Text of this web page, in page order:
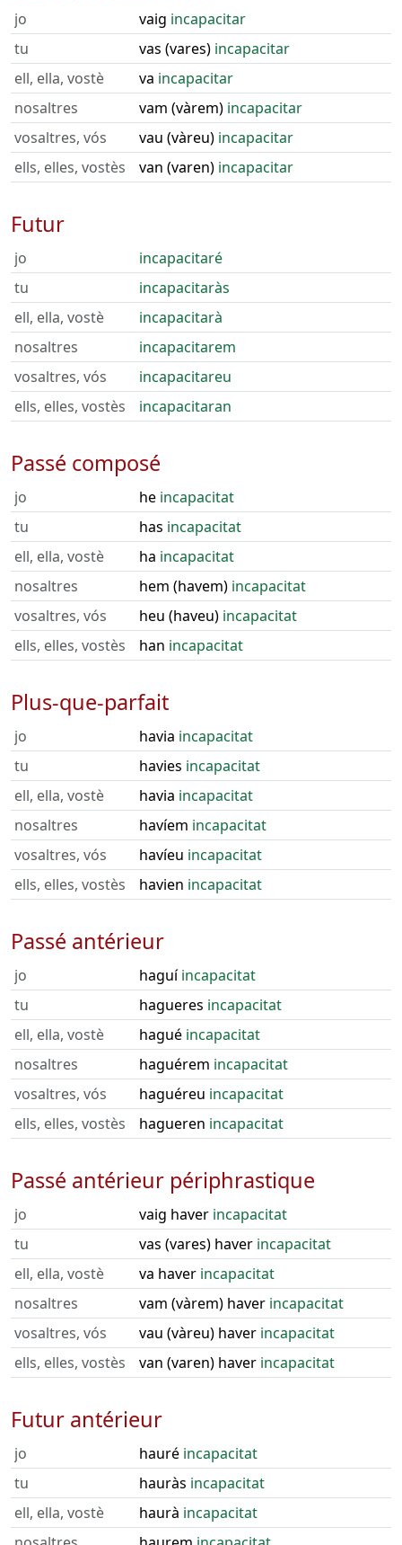
jo vaig incapacitar
tu
vas (vares) incapacitar
ell, ella, vostè
va incapacitar
nosaltres
vam (vàrem) incapacitar
vosaltres, vós
vau (vàreu) incapacitar
ells, elles, vostès
van (varen) incapacitar
Futur
jo
incapacitaré
tu
incapacitaràs
ell, ella, vostè
incapacitarà
nosaltres
incapacitarem
vosaltres, vós
incapacitareu
ells, elles, vostès
incapacitaran
Passé composé
jo he incapacitat
tu
has incapacitat
ell, ella, vostè
ha incapacitat
nosaltres
hem (havem) incapacitat
vosaltres, vós
heu (haveu) incapacitat
ells, elles, vostès
han incapacitat
Plus-que-parfait
jo havia incapacitat
tu
havies incapacitat
ell, ella, vostè
havia incapacitat
nosaltres
havíem incapacitat
vosaltres, vós
havíeu incapacitat
ells, elles, vostès
havien incapacitat
Passé antérieur
jo haguíincapacitat
tu
hagueres incapacitat
ell, ella, vostè
hagué incapacitat
nosaltres
haguérem incapacitat
vosaltres, vós
haguéreu incapacitat
ells, elles, vostès
hagueren incapacitat
Passé antérieur périphrastique
jo vaig haver incapacitat
tu
vas (vares) haver incapacitat
ell, ella, vostè
va haver incapacitat
nosaltres
vam (vàrem) haver incapacitat
vosaltres, vós
vau (vàreu) haver incapacitat
ells, elles, vostès
van (varen) haver incapacitat
Futur antérieur
jo hauré incapacitat
tu
hauràs incapacitat
ell, ella, vostè
haurà incapacitat